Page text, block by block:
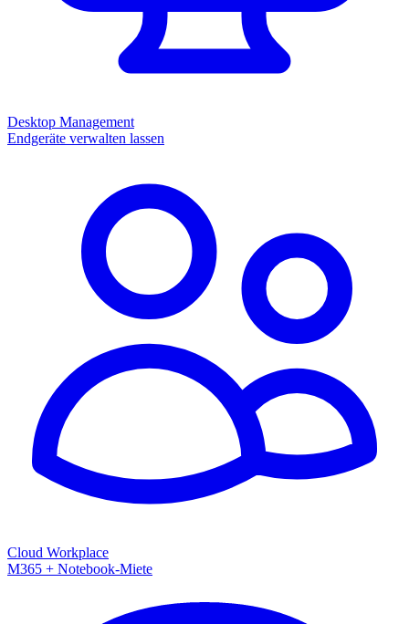
Desktop Management
Endgeräte verwalten lassen
Cloud Workplace
M365 + Notebook-Miete